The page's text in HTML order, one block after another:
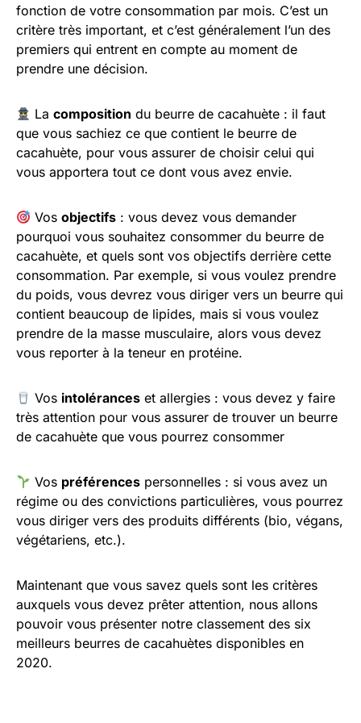
fonction de votre consommation par mois. C’est un
critère très important, et c’est généralement l’un des
premiers qui entrent en compte au moment de
prendre une décision.
Lacomposition du beurre de cacahuète : il faut
que vous sachiez ce que contient le beurre de
cacahuète, pour vous assurer de choisir celui qui
vous apportera tout ce dont vous avez envie.
Vosobjectifs : vous devez vous demander
pourquoi vous souhaitez consommer du beurre de
cacahuète, et quels sont vos objectifs derrière cette
consommation. Par exemple, si vous voulez prendre
du poids, vous devrez vous diriger vers un beurre qui
contient beaucoup de lipides, mais si vous voulez
prendre de la masse musculaire, alors vous devez
vous reporter à la teneur en protéine.
Vos intolérances et allergies : vous devez y faire
très attention pour vous assurer de trouver un beurre
de cacahuète que vous pourrez consommer
Vos préférences personnelles : si vous avez un
régime ou des convictions particulières, vous pourrez
vous diriger vers des produits différents (bio, végans,
végétariens, etc.).
Maintenant que vous savez quels sont les critères
auxquels vous devez prêter attention, nous allons
pouvoir vous présenter notre classement des six
meilleurs beurres de cacahuètes disponibles en
2020.